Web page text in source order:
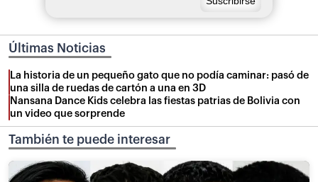
Últimas Noticias
La historia de un pequeño gato que no podía caminar: pasó de
una silla de ruedas de cartón a una en 3D
Nansana Dance Kids celebra las fiestas patrias de Bolivia con
un video que sorprende
También te puede interesar